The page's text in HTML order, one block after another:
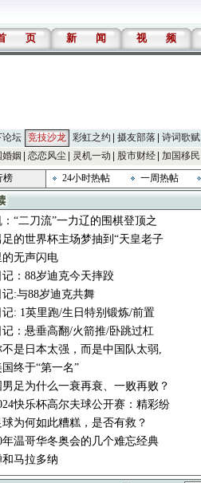
页 新 闻 视 频
论坛 竞技沙龙 彩虹之约 摄友部落 诗词歌赋
婚姻 恋恋风尘 灵机一动 股市财经 加国移民
榜 24小时热帖 一周热帖
“二刀流”一力辽的围棋登顶之
足的世界杯主场梦抽到“天皇老子
无声闪电
：88岁迪克今天摔跤
:与88岁迪克共舞
: 1英里跑/生日特别锻炼/前置
：悬垂高翻/火箭推/卧跳过杠
不是日本太强，而是中国队太弱,
终于“第一名”
足为什么一衰再衰、一败再败？
快乐杯高尔夫球公开赛：精彩纷
为何如此糟糕，是否有救？
年温哥华冬奥会的几个难忘经典
马拉多纳